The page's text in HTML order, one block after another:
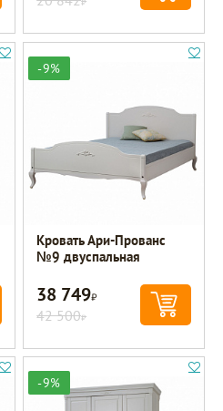
-9%
Кровать Ари-Прованс
№9 двуспальная
38 749Р
42 500Р
-9%